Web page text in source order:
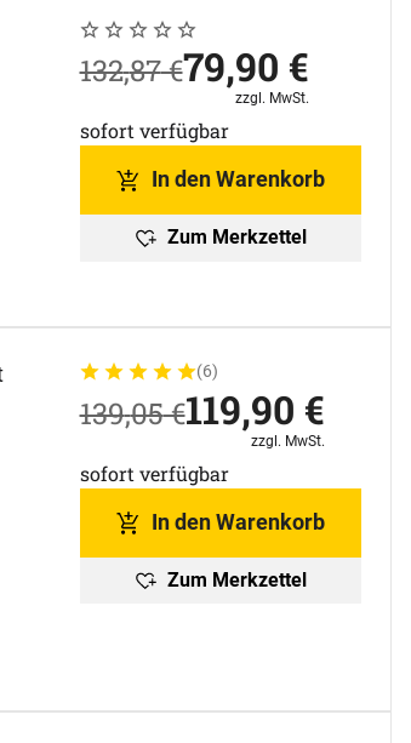
Noch keine Bewertungen abgegeben
0 Bewertungen
statt:
132,87€jetzt:
79,90 €
Steuerhinweis:
zzgl. MwSt.
sofort verfügbar
In den Warenkorb
Zum Merkzettel
Bewertung: 5 von 5 (6 Bewertungen)
6 Bewertungen
(6)
statt:
139,05€jetzt:
119,90 €
Steuerhinweis:
zzgl. MwSt.
sofort verfügbar
In den Warenkorb
Zum Merkzettel